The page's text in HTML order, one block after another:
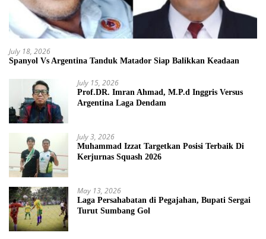
July 18, 2026
Spanyol Vs Argentina Tanduk Matador Siap Balikkan Keadaan
July 15, 2026
Prof.DR. Imran Ahmad, M.P.d Inggris Versus
Argentina Laga Dendam
July 3, 2026
Muhammad Izzat Targetkan Posisi Terbaik Di
Kerjurnas Squash 2026
May 13, 2026
Laga Persahabatan di Pegajahan, Bupati Sergai
Turut Sumbang Gol